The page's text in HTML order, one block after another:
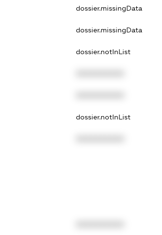
dossier.missingData
dossier.missingData
dossier.notInList
dossier.notInList